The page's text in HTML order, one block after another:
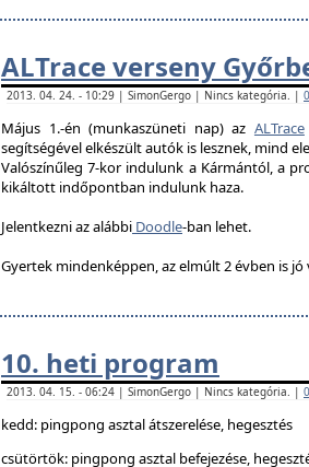
ALTrace verseny
2013. 04. 24. - 10:29 | SimonGergo | Nincs kategória. |
Május 1.-én (munkaszüneti nap) az ALTrace
segítségével elkészült autók is lesznek, mind
Valószínűleg 7-kor indulunk a Kármántól, a
kikáltott indőpontban indulunk haza.
Jelentkezni az alábbi Doodle-ban lehet.
Gyertek mindenképpen, az elmúlt 2 évben is jó
10. heti program
2013. 04. 15. - 06:24 | SimonGergo | Nincs kategória. |
kedd: pingpong asztal átszerelése, hegesztés
csütörtök: pingpong asztal befejezése,